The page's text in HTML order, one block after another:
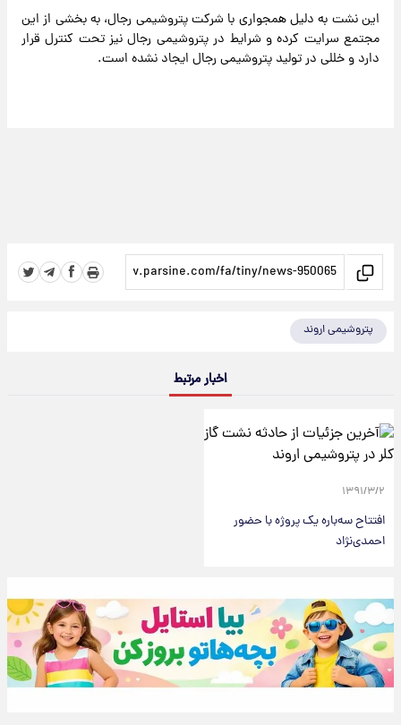
این نشت به دلیل همجواری با شرکت پتروشیمی رجال، به بخشی از این
مجتمع سرایت کرده و شرایط در پتروشیمی رجال نیز تحت کنترل قرار
دارد و خللی در تولید پتروشیمی رجال ایجاد نشده است.
پتروشیمی اروند
اخبار مرتبط
۱۳۹۱/۳/۲
افتتاح سه‌باره یک پروژه با حضور
احمدی‌نژاد